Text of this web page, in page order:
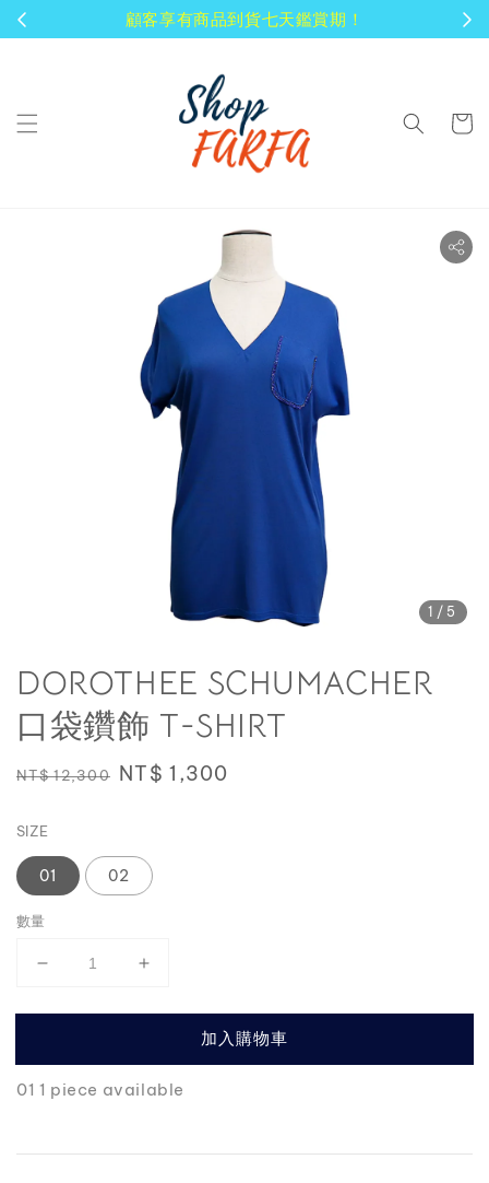
顧客享有商品到貨七天鑑賞期！
1 /5
DOROTHEE SCHUMACHER
口袋鑽飾 T-SHIRT
Regular
NT$ 12,300 Sale
NT$ 1,300
SIZE
01 02
數量
加入購物車
01 1 piece available